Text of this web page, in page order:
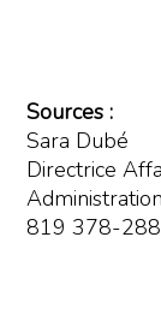
Sources :
Sara Dubé
Directrice
819 378-